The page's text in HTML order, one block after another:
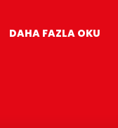
DAHA FAZLA OKU